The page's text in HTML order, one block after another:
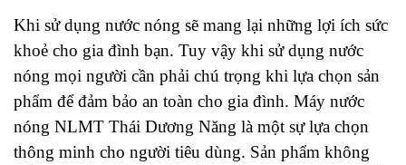
Khi sử dụng nước nóng sẽ mang lại những lợi ích sức
khoẻ cho gia đình bạn. Tuy vậy khi sử dụng nước
nóng mọi người cần phải chú trọng khi lựa chọn sản
phẩm để đảm bảo an toàn cho gia đình. Máy nước
nóng NLMT Thái Dương Năng là một sự lựa chọn
thông minh cho người tiêu dùng. Sản phẩm không